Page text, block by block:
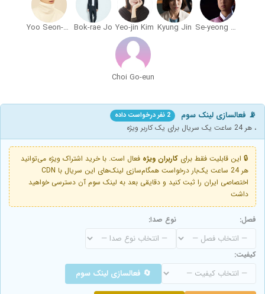
Se-yeong Lee
Kyung Jin
Yeo-jin Kim
Bok-rae Jo
Yoo Seon-ho
Choi Go-eun
📡 فعالسازی لینک سوم 2 نفر درخواست داده
، هر 24 ساعت یک سریال برای یک کاربر ویژه
🔒 این قابلیت فقط برای کاربران ویژه فعال است. با خرید اشتراک ویژه می‌توانید
هر 24 ساعت یک‌بار درخواست همگام‌سازی لینک‌های این سریال با CDN
اختصاصی ایران را ثبت کنید و دقایقی بعد به لینک سوم آن دسترسی خواهید
داشت
فصل: نوع صدا:
کیفیت:
🔄 فعالسازی لینک سوم